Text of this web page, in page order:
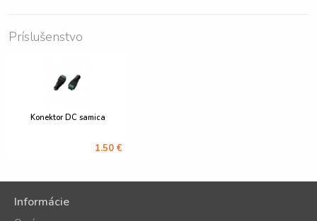
Príslušenstvo
Konektor DC samica
1.50 €
Informácie